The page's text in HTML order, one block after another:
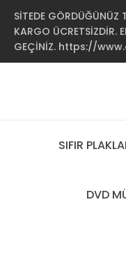
SİTEDE GÖRDÜĞÜNÜZ
KARGO ÜCRETSİZDİR.
GEÇİNİZ. https://
SIFIR
DVD